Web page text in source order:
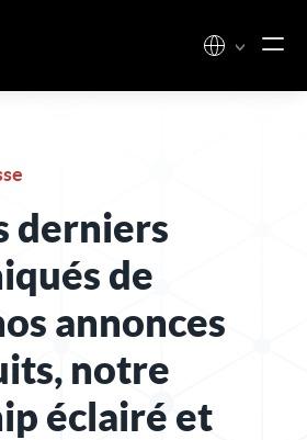
derniers
de
annonces
notre
éclairé et